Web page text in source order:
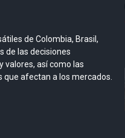
de Colombia, Brasil,
de las decisiones
valores, así como las
afectan a los mercados.